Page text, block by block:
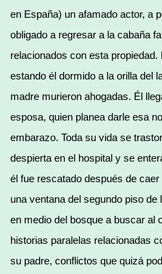
en España) un afamado actor, a
obligado a regresar a la cabaña
relacionados con esta
estando él dormido a la orilla del
madre murieron ahogadas. Él
esposa, quien planea darle esa
embarazo. Toda su vida se
despierta en el hospital y se
él fue rescatado después de
una ventana del segundo piso
en medio del bosque a buscar al
historias paralelas relacionadas
su padre, conflictos que quizá